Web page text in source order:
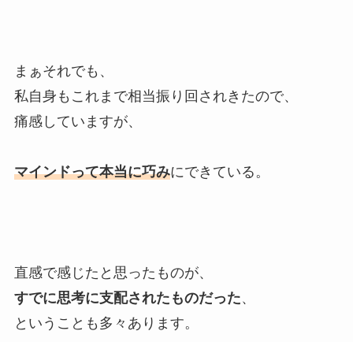
まぁそれでも、
私自身もこれまで相当振り回されきたので、
痛感していますが、
マインドって本当に巧みにできている。
直感で感じたと思ったものが、
すでに思考に支配されたものだった、
ということも多々あります。